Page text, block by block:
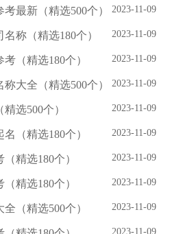
2023-11-09
最新（精选500个）
2023-11-09
称（精选180个）
2023-11-09
（精选180个）
2023-11-09
大全（精选500个）
2023-11-09
选500个）
2023-11-09
（精选180个）
2023-11-09
精选180个）
2023-11-09
精选180个）
2023-11-09
（精选500个）
2023-11-09